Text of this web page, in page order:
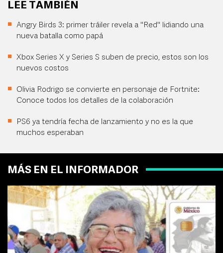
LEE TAMBIÉN
Angry Birds 3: primer tráiler revela a "Red" lidiando una
nueva batalla como papá
Xbox Series X y Series S suben de precio, estos son los
nuevos costos
Olivia Rodrigo se convierte en personaje de Fortnite:
Conoce todos los detalles de la colaboración
PS6 ya tendría fecha de lanzamiento y no es la que
muchos esperaban
MÁS EN EL INFORMADOR